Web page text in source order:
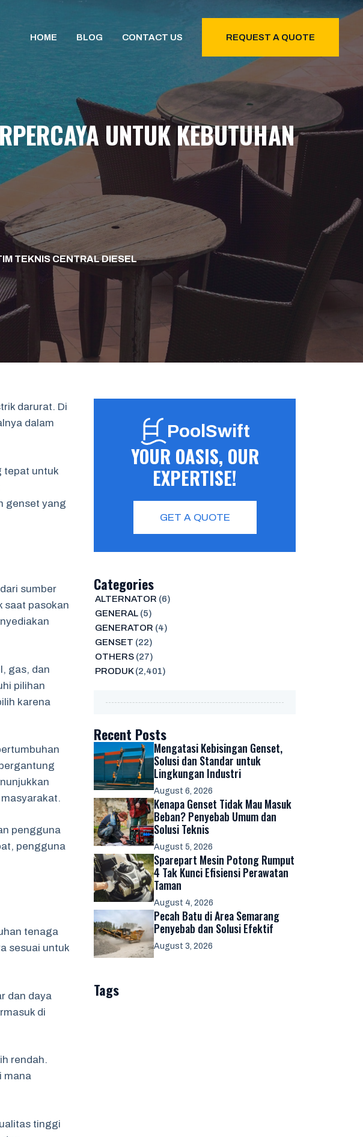
HOME BLOG CONTACT US REQUEST A QUOTE
UNTUK KEBUTUHAN
TEKNIS CENTRAL DIESEL
darurat. Di
dalam
tepat untuk
genset yang
sumber
saat pasokan
gas, dan
pilihan
karena
pengguna
pengguna
tenaga
sesuai untuk
dan daya
di
rendah.
mana
tinggi
PoolSwift
YOUR OASIS, OUR
EXPERTISE!
GET A QUOTE
Categories
ALTERNATOR (6)
GENERAL(5)
GENERATOR (4)
GENSET (22)
OTHERS(27)
PRODUK(2,401)
Recent Posts
Mengatasi Kebisingan Genset,
Solusi dan Standar untuk
Lingkungan Industri
August 6, 2026
Kenapa Genset Tidak Mau Masuk
Beban? Penyebab Umum dan
Solusi Teknis
August 5, 2026
Sparepart Mesin Potong Rumput
4 Tak Kunci Efisiensi Perawatan
Taman
August 4, 2026
Pecah Batu di Area Semarang
Penyebab dan Solusi Efektif
August 3, 2026
Tags